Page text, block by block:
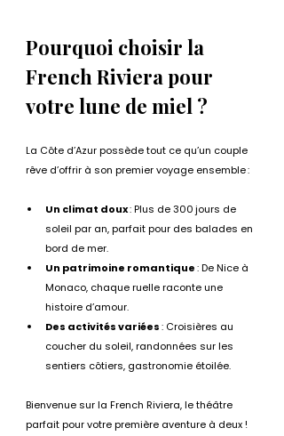
Pourquoi choisir la
French Riviera pour
votre lune de miel ?
La Côte d’Azur possède tout ce qu’un couple
rêve d’offrir à son premier voyage ensemble :
Un climat doux : Plus de 300 jours de
soleil par an, parfait pour des balades en
bord de mer.
Un patrimoine romantique : De Nice à
Monaco, chaque ruelle raconte une
histoire d’amour.
Des activités variées : Croisières au
coucher du soleil, randonnées sur les
sentiers côtiers, gastronomie étoilée.
Bienvenue sur la French Riviera, le théâtre
parfait pour votre première aventure à deux !